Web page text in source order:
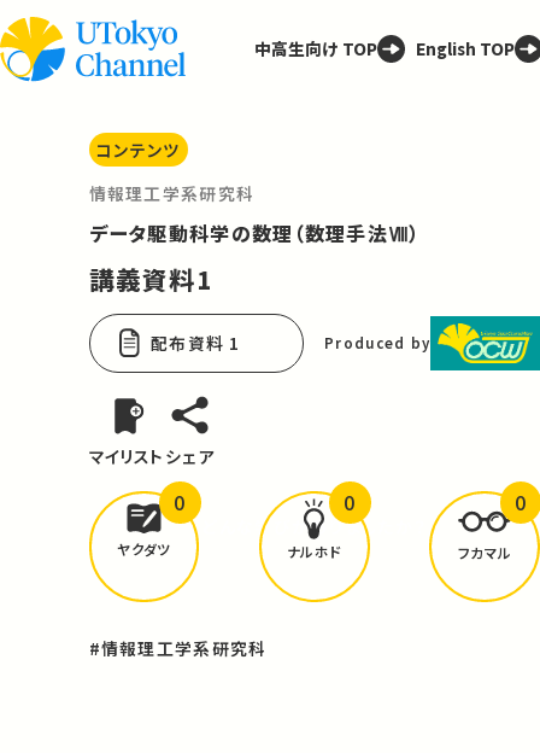
中高生向け TOP English TOP
コンテンツ
情報理工学系研究科
データ駆動科学の数理（数理手法Ⅷ）
講義資料1
配布資料 1 Produced by
マイリスト シェア
どんな学びがありましたか？
ヤクダツ
0
ナルホド
0
フカマル
0
#情報理工学系研究科